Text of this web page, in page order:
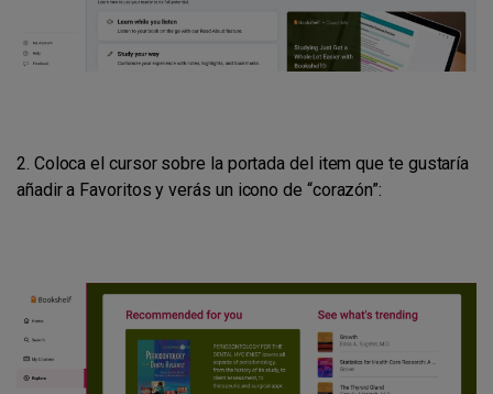
2. Coloca el cursor sobre la portada del item que te gustaría
añadir a Favoritos y verás un icono de “corazón”: